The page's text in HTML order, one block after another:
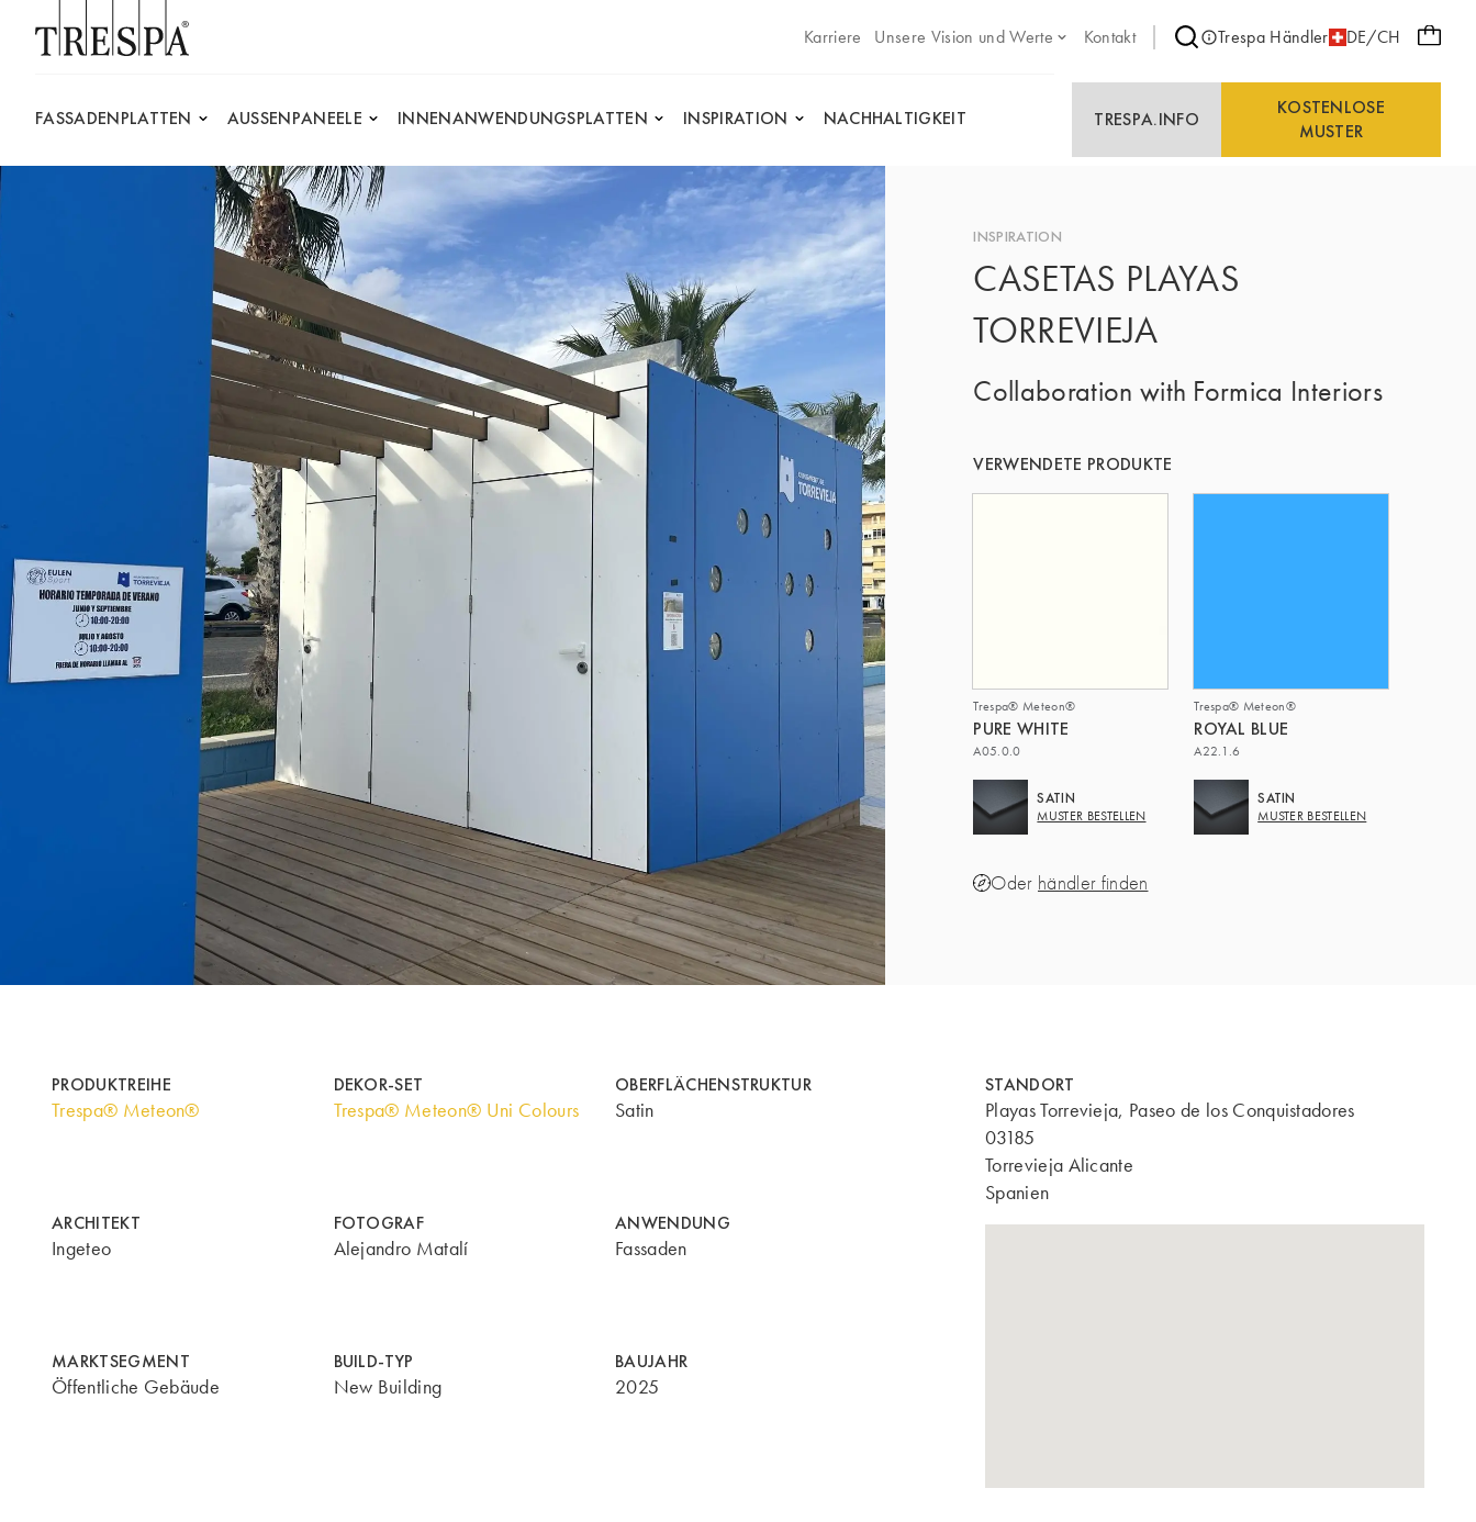
Karriere
Unsere Vision und Werte Kontakt Trespa Händler DE/CH
FASSADENPLATTEN AUSSENPANEELE INNENANWENDUNGSPLATTEN INSPIRATION NACHHALTIGKEIT TRESPA.INFO
KOSTENLOSE
MUSTER
INSPIRATION
CASETAS PLAYAS
TORREVIEJA
Collaboration with Formica Interiors
VERWENDETE PRODUKTE
Trespa® Meteon®
PURE WHITE
A05.0.0
SATIN
MUSTER BESTELLEN
Trespa® Meteon®
ROYAL BLUE
A22.1.6
SATIN
MUSTER BESTELLEN
Oder händler finden
PRODUKTREIHE
Trespa® Meteon®
DEKOR-SET
Trespa® Meteon® Uni Colours
OBERFLÄCHENSTRUKTUR
Satin
ARCHITEKT
Ingeteo
FOTOGRAF
Alejandro Matalí
ANWENDUNG
Fassaden
MARKTSEGMENT
Öffentliche Gebäude
BUILD-TYP
New Building
BAUJAHR
2025
STANDORT
Playas Torrevieja, Paseo de los Conquistadores
03185
Torrevieja Alicante
Spanien